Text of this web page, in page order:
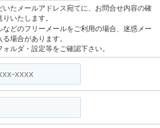
たメールアドレス宛てに、お問合せ内容の確
いたします。
どのフリーメールをご利用の場合、迷惑メー
場合があります。
ルダ・設定等をご確認下さい。